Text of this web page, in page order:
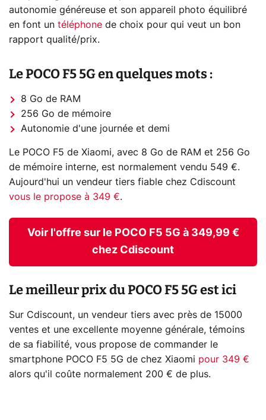
autonomie généreuse et son appareil photo équilibré
en font un téléphone de choix pour qui veut un bon
rapport qualité/prix.
Le POCO F5 5G en quelques mots :
8 Go de RAM
256 Go de mémoire
Autonomie d'une journée et demi
Le POCO F5 de Xiaomi, avec 8 Go de RAM et 256 Go
de mémoire interne, est normalement vendu 549 €.
Aujourd'hui un vendeur tiers fiable chez Cdiscount
vous le propose à 349 €.
Voir l'offre sur le POCO F5 5G à 349,99 €
chez Cdiscount
Le meilleur prix du POCO F5 5G est ici
Sur Cdiscount, un vendeur tiers avec près de 15000
ventes et une excellente moyenne générale, témoins
de sa fiabilité, vous propose de commander le
smartphone POCO F5 5G de chez Xiaomi pour 349 €
alors qu'il coûte normalement 200 € de plus.